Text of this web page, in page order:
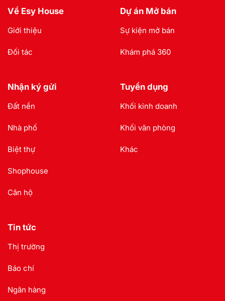
Về Esy House
Giới thiệu
Đối tác
Dự án Mở bán
Sự kiện mở bán
Khám phá 360
Nhận ký gửi
Đất nền
Nhà phố
Biệt thự
Shophouse
Căn hộ
Tuyển dụng
Khối kinh doanh
Khối văn phòng
Khác
Tin tức
Thị trường
Báo chí
Ngân hàng